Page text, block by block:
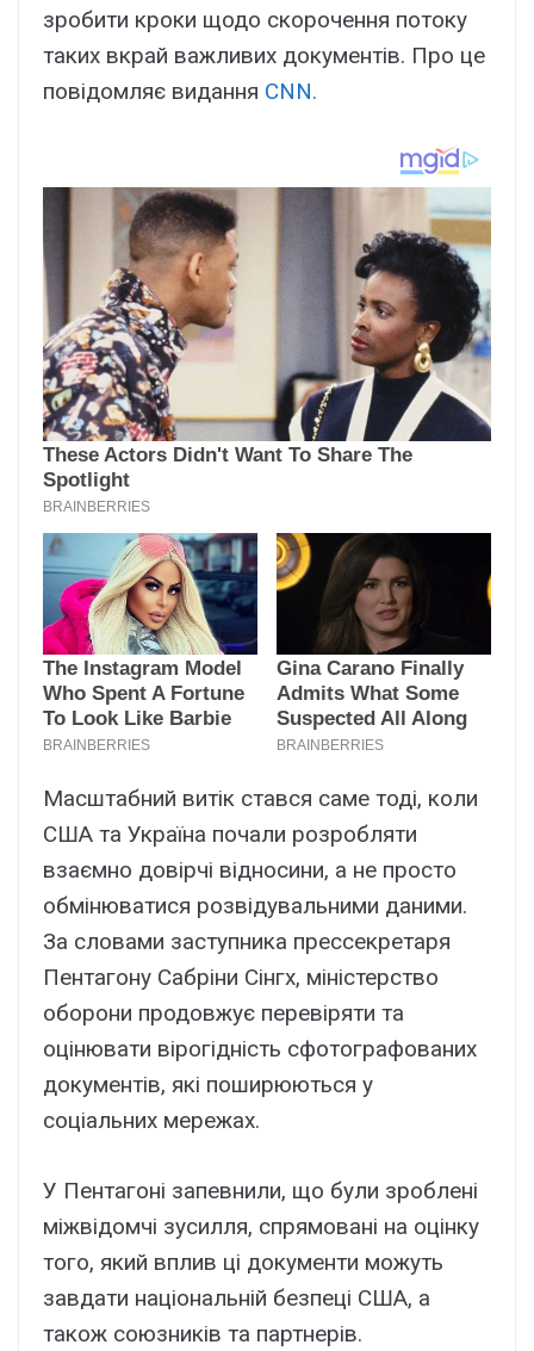
зробити кроки щодо скорочення потоку
таких вкрай важливих документів. Про це
повідомляє видання CNN.
Масштабний витік стався саме тоді, коли
США та Україна почали розробляти
взаємно довірчі відносини, а не просто
обмінюватися розвідувальними даними.
За словами заступника прессекретаря
Пентагону Сабріни Сінгх, міністерство
оборони продовжує перевіряти та
оцінювати вірогідність сфотографованих
документів, які поширюються у
соціальних мережах.
У Пентагоні запевнили, що були зроблені
міжвідомчі зусилля, спрямовані на оцінку
того, який вплив ці документи можуть
завдати національній безпеці США, а
також союзників та партнерів.